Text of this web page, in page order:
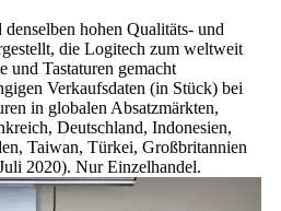
hohen Qualitäts- und
die Logitech zum weltweit
und Tastaturen gemacht
Verkaufsdaten (in Stück) bei
in globalen Absatzmärkten,
Deutschland, Indonesien,
Taiwan, Türkei, Großbritannien
2020). Nur Einzelhandel.